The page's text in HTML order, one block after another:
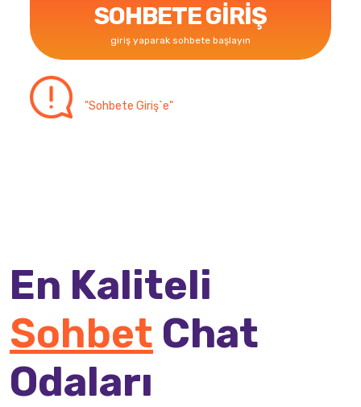
SOHBETE GİRİŞ
giriş yaparak sohbete başlayın
"Sohbete Giriş`e"
En Kaliteli
Sohbet Chat
Odaları